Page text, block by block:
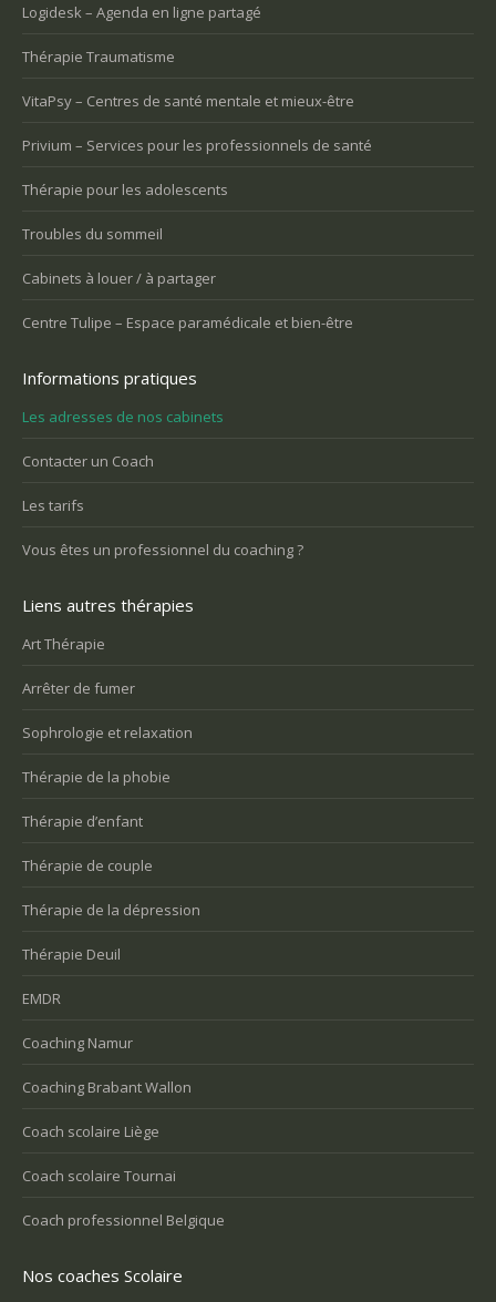
Logidesk – Agenda en ligne partagé
Thérapie Traumatisme
VitaPsy – Centres de santé mentale et mieux-être
Privium – Services pour les professionnels de santé
Thérapie pour les adolescents
Troubles du sommeil
Cabinets à louer / à partager
Centre Tulipe – Espace paramédicale et bien-être
Informations pratiques
Les adresses de nos cabinets
Contacter un Coach
Les tarifs
Vous êtes un professionnel du coaching ?
Liens autres thérapies
Art Thérapie
Arrêter de fumer
Sophrologie et relaxation
Thérapie de la phobie
Thérapie d’enfant
Thérapie de couple
Thérapie de la dépression
Thérapie Deuil
EMDR
Coaching Namur
Coaching Brabant Wallon
Coach scolaire Liège
Coach scolaire Tournai
Coach professionnel Belgique
Nos coaches Scolaire